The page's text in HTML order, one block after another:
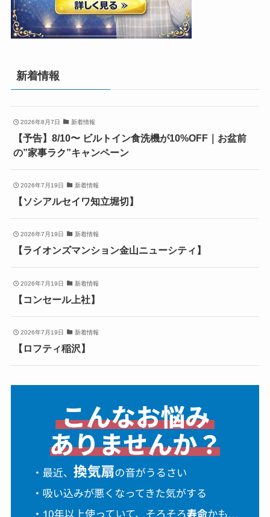
新着情報
2026年8月7日 新着情報
【予告】8/10〜 ビルトイン食洗機が10%OFF｜お盆前
の”家事ラク”キャンペーン
2026年7月19日 新着情報
【ソシアルセイワ知立堀切】
2026年7月19日 新着情報
【ライオンズマンション金山ニューシティ】
2026年7月19日 新着情報
【コンセール上社】
2026年7月19日 新着情報
【ロフティ稲沢】